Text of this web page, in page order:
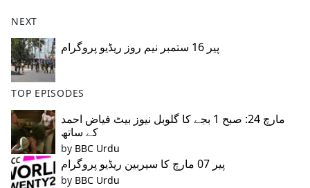
NEXT
پیر 16 ستمبر نیم روز ریڈیو پروگرام
TOP EPISODES
مارچ 24: صبح 1 بجے کا گلوبل نیوز بیٹ فیاض احمد
کے ساتھ
by BBC Urdu
پیر 07 مارچ کا سیربین ریڈیو پروگرام
by BBC Urdu